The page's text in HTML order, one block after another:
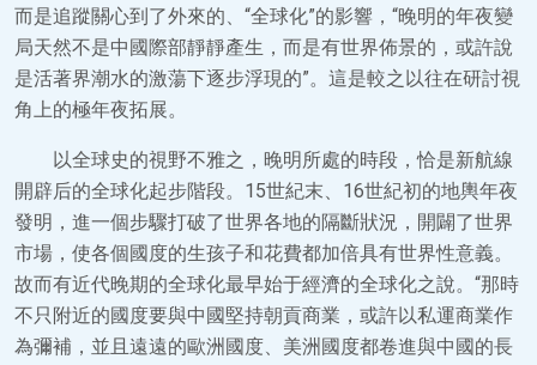
而是追蹤關心到了外來的、“全球化”的影響，“晚明的年夜變
局天然不是中國際部靜靜產生，而是有世界佈景的，或許說
是活著界潮水的激蕩下逐步浮現的”。這是較之以往在研討視
角上的極年夜拓展。
以全球史的視野不雅之，晚明所處的時段，恰是新航線
開辟后的全球化起步階段。15世紀末、16世紀初的地輿年夜
發明，進一個步驟打破了世界各地的隔斷狀況，開闢了世界
市場，使各個國度的生孩子和花費都加倍具有世界性意義。
故而有近代晚期的全球化最早始于經濟的全球化之說。“那時
不只附近的國度要與中國堅持朝貢商業，或許以私運商業作
為彌補，並且遠遠的歐洲國度、美洲國度都卷進與中國的長